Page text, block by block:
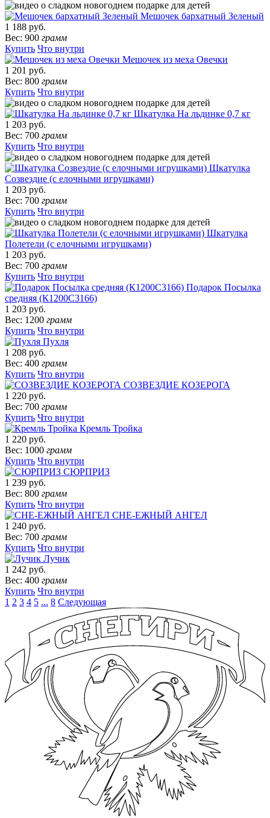
Мешочек бархатный Зеленый
1 188 руб.
Вес: 900 грамм
Купить Что внутри
Мешочек из меха Овечки
1 201 руб.
Вес: 800 грамм
Купить Что внутри
Шкатулка На льдинке 0,7 кг
1 203 руб.
Вес: 700 грамм
Купить Что внутри
Шкатулка
Созвездие (с елочными игрушками)
1 203 руб.
Вес: 700 грамм
Купить Что внутри
Шкатулка
Полетели (с елочными игрушками)
1 203 руб.
Вес: 700 грамм
Купить Что внутри
Подарок Посылка
средняя (К1200С3166)
1 203 руб.
Вес: 1200 грамм
Купить Что внутри
Пухля
1 208 руб.
Вес: 400 грамм
Купить Что внутри
СОЗВЕЗДИЕ КОЗЕРОГА
1 220 руб.
Вес: 700 грамм
Купить Что внутри
Кремль Тройка
1 220 руб.
Вес: 1000 грамм
Купить Что внутри
СЮРПРИЗ
1 239 руб.
Вес: 800 грамм
Купить Что внутри
СНЕ-ЕЖНЫЙ АНГЕЛ
1 240 руб.
Вес: 700 грамм
Купить Что внутри
Лучик
1 242 руб.
Вес: 400 грамм
Купить Что внутри
1 2 3 4 5 ... 8 Следующая